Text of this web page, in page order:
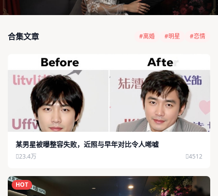
合集文章 #离婚 #明星 #恋情
某男星被曝整容失败，近照与早年对比令人唏嘘
23.4万 4512
HOT